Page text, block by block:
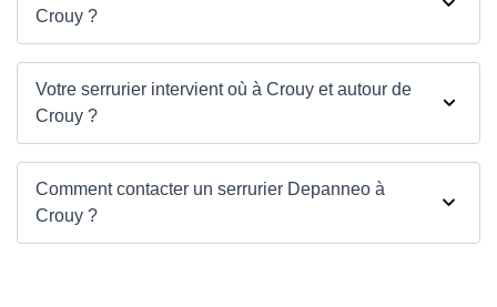
Crouy ?
Votre serrurier intervient où à Crouy et autour de
Crouy ?
Comment contacter un serrurier Depanneo à
Crouy ?